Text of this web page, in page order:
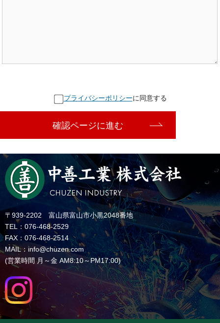
プライバシーポリシーに同意する
確認ページに進む
〒939-2202 富山県富山市小黒2048番地
TEL：076-468-2529
FAX：076-468-2514
MAIL：info@chuzen.com
(営業時間 月～金 AM8:10～PM17:00)